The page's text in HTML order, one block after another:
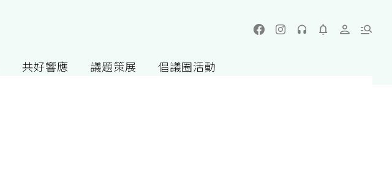
共好響應 議題策展 倡議圈活動